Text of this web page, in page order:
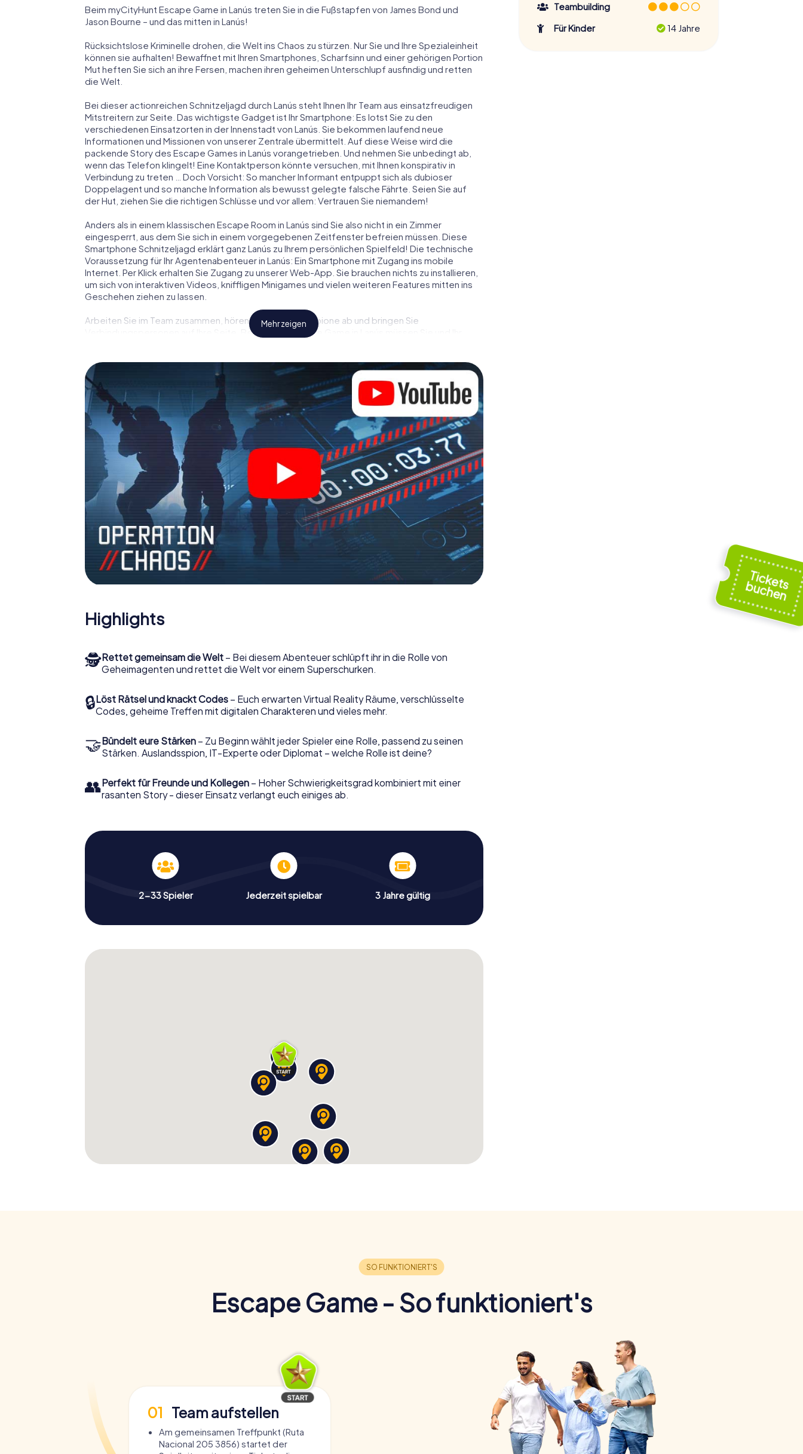
Beim myCityHunt Escape Game in Lanús treten Sie in die Fußstapfen von James Bond und
Jason Bourne – und das mitten in Lanús!
Rücksichtslose Kriminelle drohen, die Welt ins Chaos zu stürzen. Nur Sie und Ihre Spezialeinheit
können sie aufhalten! Bewaffnet mit Ihren Smartphones, Scharfsinn und einer gehörigen Portion
Mut heften Sie sich an ihre Fersen, machen ihren geheimen Unterschlupf ausfindig und retten
die Welt.
Bei dieser actionreichen Schnitzeljagd durch Lanús steht Ihnen Ihr Team aus einsatzfreudigen
Mitstreitern zur Seite. Das wichtigste Gadget ist Ihr Smartphone: Es lotst Sie zu den
verschiedenen Einsatzorten in der Innenstadt von Lanús. Sie bekommen laufend neue
Informationen und Missionen von unserer Zentrale übermittelt. Auf diese Weise wird die
packende Story des Escape Games in Lanús vorangetrieben. Und nehmen Sie unbedingt ab,
wenn das Telefon klingelt! Eine Kontaktperson könnte versuchen, mit Ihnen konspirativ in
Verbindung zu treten … Doch Vorsicht: So mancher Informant entpuppt sich als dubioser
Doppelagent und so manche Information als bewusst gelegte falsche Fährte. Seien Sie auf
der Hut, ziehen Sie die richtigen Schlüsse und vor allem: Vertrauen Sie niemandem!
Anders als in einem klassischen Escape Room in Lanús sind Sie also nicht in ein Zimmer
eingesperrt, aus dem Sie sich in einem vorgegebenen Zeitfenster befreien müssen. Diese
Smartphone Schnitzeljagd erklärt ganz Lanús zu Ihrem persönlichen Spielfeld! Die technische
Voraussetzung für Ihr Agentenabenteuer in Lanús: Ein Smartphone mit Zugang ins mobile
Internet. Per Klick erhalten Sie Zugang zu unserer Web-App. Sie brauchen nichts zu installieren,
um sich von interaktiven Videos, kniffligen Minigames und vielen weiteren Features mitten ins
Geschehen ziehen zu lassen.
Arbeiten Sie im Team zusammen, hören Sie feindliche Spione ab und bringen Sie
Verbindungspersonen auf Ihre Seite. Bei diesem Escape Game in Lanús müssen Sie und Ihr
Team im Highscore von Lanús und erhalten Zugang zu Ihrer ganz persönlichen Bildergalerie. Das
myCityHunt Escape Game macht Lanús zu Ihrem ganz persönlichen Erlebnisspielplatz. Holen
Sie sich Ihre Tickets in die Welt der Spionage und Geheimagenten und verwandeln Sie Lanús in
einen Outdoor Escape Room!
Mehr zeigen
Highlights
🕵Rettet gemeinsam die Welt – Bei diesem Abenteuer schlüpft ihr in die Rolle von
Geheimagenten und rettet die Welt vor einem Superschurken.
🔒Löst Rätsel und knackt Codes – Euch erwarten Virtual Reality Räume, verschlüsselte
Codes, geheime Treffen mit digitalen Charakteren und vieles mehr.
🤝Bündelt eure Stärken – Zu Beginn wählt jeder Spieler eine Rolle, passend zu seinen
Stärken. Auslandsspion, IT-Experte oder Diplomat – welche Rolle ist deine?
👥Perfekt für Freunde und Kollegen – Hoher Schwierigkeitsgrad kombiniert mit einer
rasanten Story - dieser Einsatz verlangt euch einiges ab.
2-33 Spieler Jederzeit spielbar 3 Jahre gültig
Teambuilding
Für Kinder
14 Jahre
Escape Game - So funktioniert's
01 Team aufstellen
Am gemeinsamen Treffpunkt (Ruta
Nacional 205 3856) startet der